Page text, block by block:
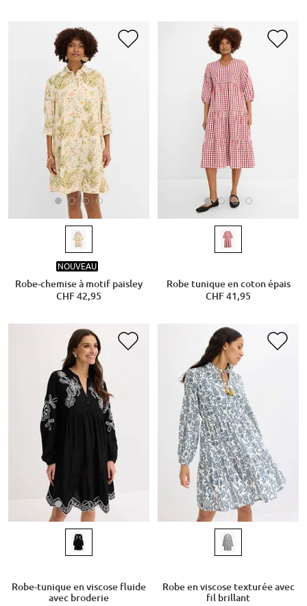
NOUVEAU
Robe-chemise à motif paisley
CHF 42,95
Robe tunique en coton épais
CHF 41,95
Robe-tunique en viscose fluide
avec broderie
Robe en viscose texturée avec
fil brillant